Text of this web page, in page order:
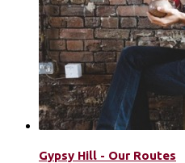
Gypsy Hill - Our Routes